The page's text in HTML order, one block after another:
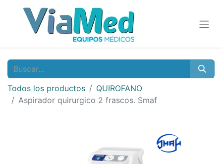
Todos los productos
QUIROFANO
Aspirador quirurgico 2 frascos. Smaf